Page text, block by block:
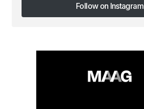
Follow on Instagram
Follow on Instagram